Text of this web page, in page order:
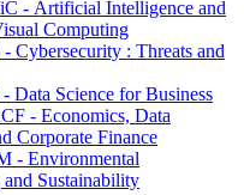
- Artificial Intelligence and
Computing
Cybersecurity : Threats and
Data Science for Business
- Economics, Data
Corporate Finance
- Environmental
Sustainability